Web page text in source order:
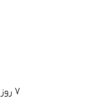
7 روز ضمانت بازگشت پول